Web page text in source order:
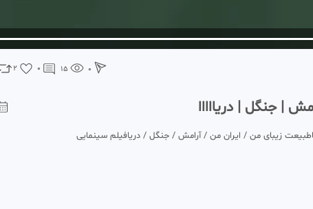
2 0 15 0
| جنگل | دریااااا
زیبای من / ایران من / آرامش / جنگل / دریافیلم سینمایی